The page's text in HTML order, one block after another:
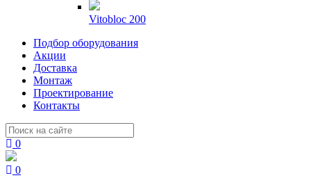
Vitobloc 200
Подбор оборудования
Акции
Доставка
Монтаж
Проектирование
Контакты
0
0